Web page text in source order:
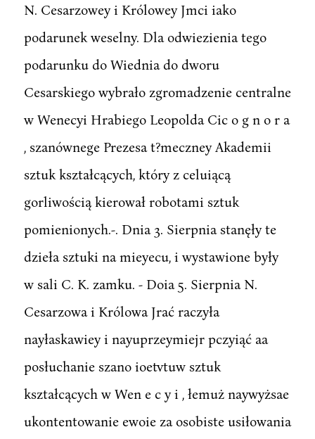
N. Cesarzowey i Królowey Jmci iako
podarunek weselny. Dla odwiezienia tego
podarunku do Wiednia do dworu
Cesarskiego wybrało zgromadzenie centralne
w Wenecyi Hrabiego Leopolda Cic o g n o r a
, szanównege Prezesa t?meczney Akademii
sztuk kształcących, który z celuiącą
gorliwością kierował robotami sztuk
pomienionych.-. Dnia 3. Sierpnia stanęły te
dzieła sztuki na mieyecu, i wystawione były
w sali C. K. zamku. - Doia 5. Sierpnia N.
Cesarzowa i Królowa Jrać raczyła
nayłaskawiey i nayuprzeymiejr pczyiąć aa
posłuchanie szano ioetvtuw sztuk
kształcących w Wen e c y i , łemuż naywyżsae
ukontentowanie ewoie za osobiste usiłowania